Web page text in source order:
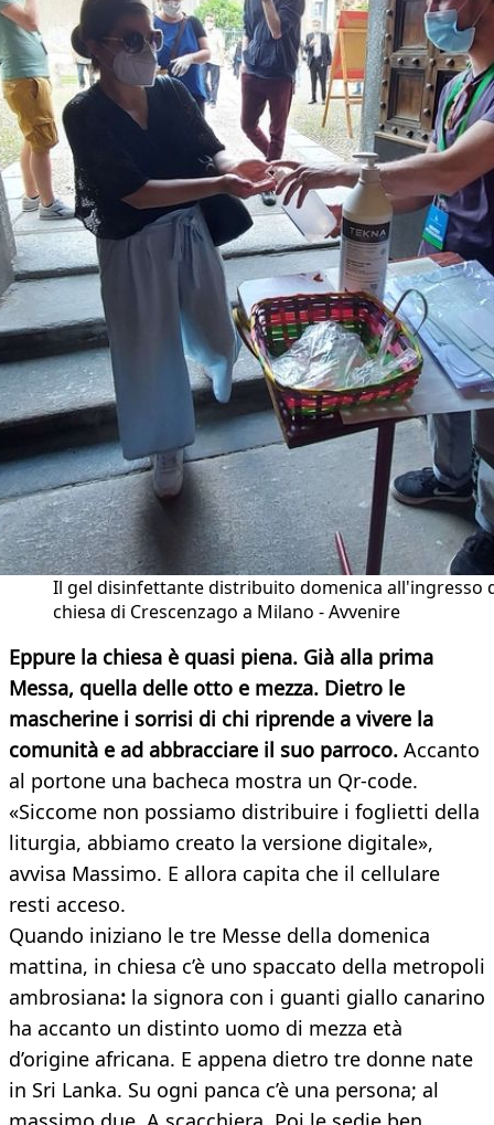
Il gel disinfettante distribuito domenica all'ingresso
chiesa di Crescenzago a Milano - Avvenire
Eppure la chiesa è quasi piena. Già alla prima
Messa, quella delle otto e mezza. Dietro le
mascherine i sorrisi di chi riprende a vivere la
comunità e ad abbracciare il suo parroco. Accanto
al portone una bacheca mostra un Qr-code.
«Siccome non possiamo distribuire i foglietti della
liturgia, abbiamo creato la versione digitale»,
avvisa Massimo. E allora capita che il cellulare
resti acceso.
Quando iniziano le tre Messe della domenica
mattina, in chiesa c’è uno spaccato della metropoli
ambrosiana: la signora con i guanti giallo canarino
ha accanto un distinto uomo di mezza età
d’origine africana. E appena dietro tre donne nate
in Sri Lanka. Su ogni panca c’è una persona; al